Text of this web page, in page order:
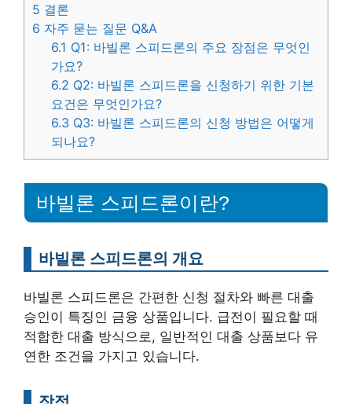
5 결론
6 자주 묻는 질문 Q&A
6.1 Q1: 바빌론 스피드론의 주요 장점은 무엇인
가요?
6.2 Q2: 바빌론 스피드론을 신청하기 위한 기본
요건은 무엇인가요?
6.3 Q3: 바빌론 스피드론의 신청 방법은 어떻게
되나요?
바빌론 스피드론이란?
바빌론 스피드론의 개요
바빌론 스피드론은 간편한 신청 절차와 빠른 대출
승인이 특징인 금융 상품입니다. 급전이 필요할 때
적합한 대출 방식으로, 일반적인 대출 상품보다 유
연한 조건을 가지고 있습니다.